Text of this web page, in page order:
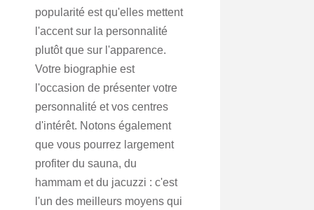
popularité est qu'elles mettent
l'accent sur la personnalité
plutôt que sur l'apparence.
Votre biographie est
l'occasion de présenter votre
personnalité et vos centres
d'intérêt. Notons également
que vous pourrez largement
profiter du sauna, du
hammam et du jacuzzi : c'est
l'un des meilleurs moyens qui